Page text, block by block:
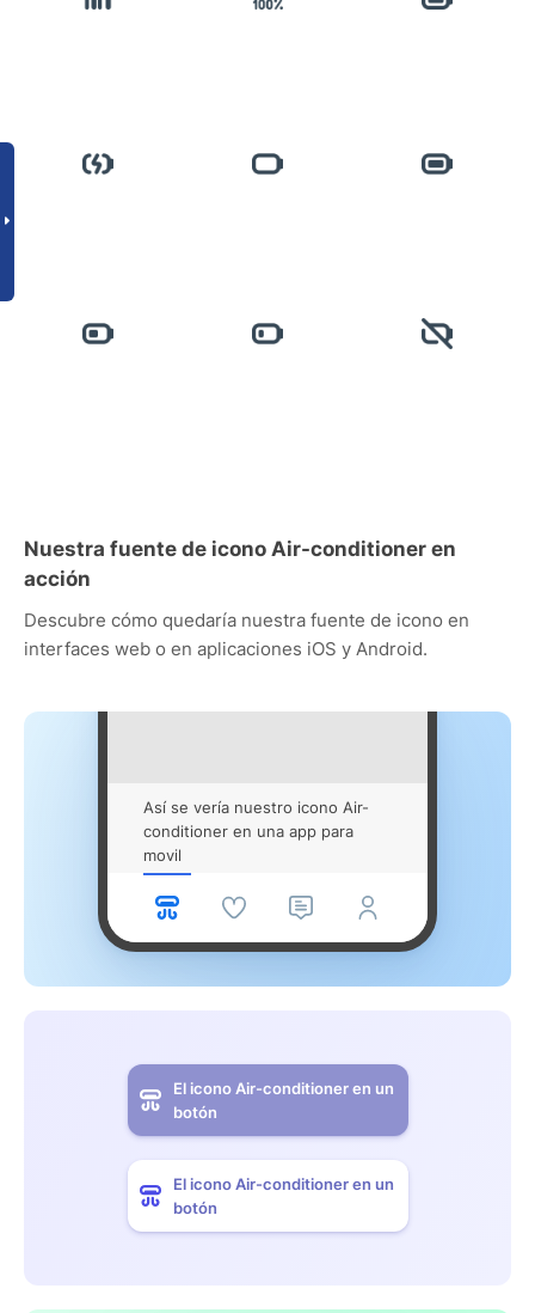
Nuestra fuente de icono Air-conditioner en
acción
Descubre cómo quedaría nuestra fuente de icono en
interfaces web o en aplicaciones iOS y Android.
Así se vería nuestro icono Air-
conditioner en una app para
movil
El icono Air-conditioner en un
botón
El icono Air-conditioner en un
botón